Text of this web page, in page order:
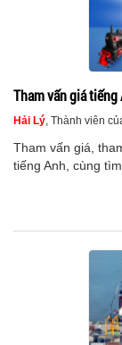
Tham vấn giá tiếng
Hải Lý , Thành viên
Tham vấn giá,
tiếng Anh, cùng